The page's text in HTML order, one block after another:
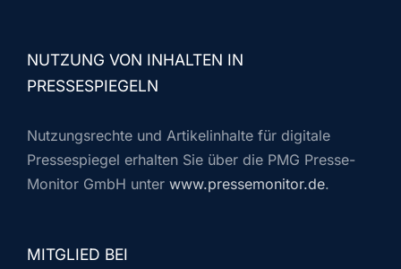
NUTZUNG VON INHALTEN IN
PRESSESPIEGELN
Nutzungsrechte und Artikelinhalte für digitale
Pressespiegel erhalten Sie über die PMG Presse-
Monitor GmbH unter www.pressemonitor.de.
MITGLIED BEI